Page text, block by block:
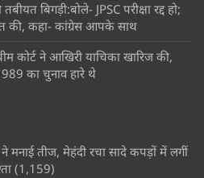
बिगड़ी:बोले- JPSC परीक्षा रद्द हो;
की, कहा- कांग्रेस आपके साथ
कोर्ट ने आखिरी याचिका खारिज की,
का चुनाव हारे थे
मनाई तीज, मेहंदी रचा सादे कपड़ों में लगीं
(1,159)